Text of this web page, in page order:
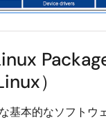
）
基本的なソフトウ